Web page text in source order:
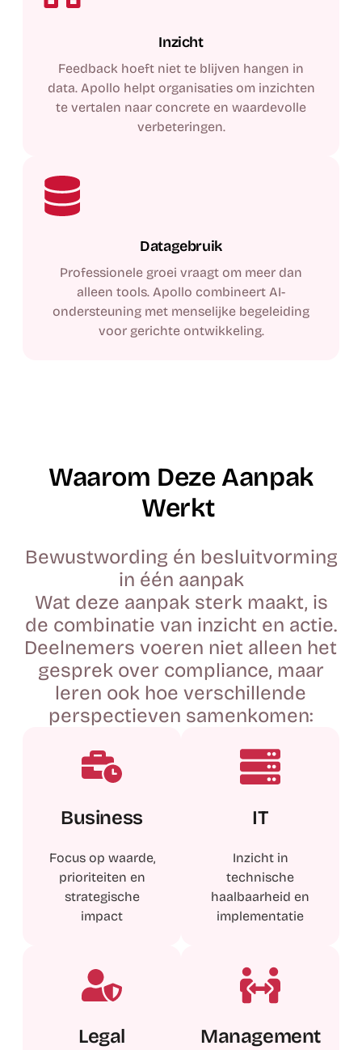
Inzicht
Feedback hoeft niet te blijven hangen in
data. Apollo helpt organisaties om inzichten
te vertalen naar concrete en waardevolle
verbeteringen.
Datagebruik
Professionele groei vraagt om meer dan
alleen tools. Apollo combineert AI-
ondersteuning met menselijke begeleiding
voor gerichte ontwikkeling.
Waarom Deze Aanpak
Werkt
Bewustwording én besluitvorming
in één aanpak
Wat deze aanpak sterk maakt, is
de combinatie van inzicht en actie.
Deelnemers voeren niet alleen het
gesprek over compliance, maar
leren ook hoe verschillende
perspectieven samenkomen:
Business
Focus op waarde,
prioriteiten en
strategische
impact
IT
Inzicht in
technische
haalbaarheid en
implementatie
Legal Management